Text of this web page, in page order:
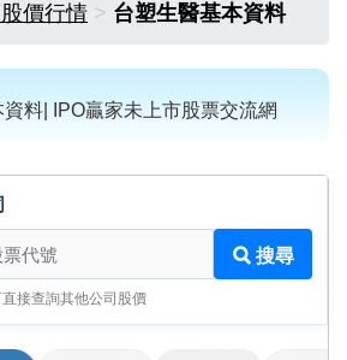
價行情 台塑生醫基本資料
料| IPO贏家未上市股票交流網
搜尋
接查詢其他公司股價